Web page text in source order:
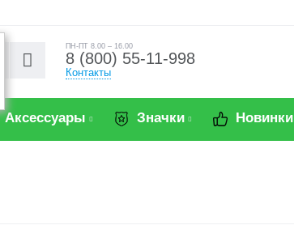
ПН-ПТ 8.00 – 16.00
8 (800) 55-11-998
Контакты
Аксессуары Значки Новинки